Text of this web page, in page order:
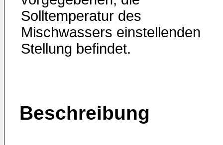
Solltemperatur des
Mischwassers einstellenden
Stellung befindet.
Beschreibung